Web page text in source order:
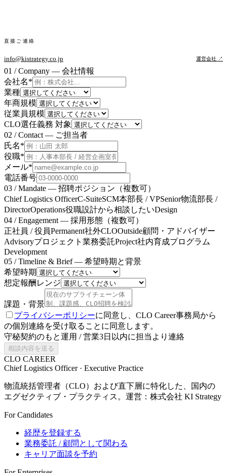
直接ご連絡
info@kistrategy.co.jp 運営会社 ↗
01 / Company — 会社情報
会社名*
業種
年商規模
従業員規模
CLO選任義務 対象
02 / Contact — ご担当者
氏名*
役職*
メール*
電話番号
03 / Mandate — 招聘ポジション（複数可）
Chief Logistics OfficerC-SuiteSCM本部長 / VPSenior物流部長 /
DirectorOperations役職設計から相談したいDesign
04 / Engagement — 採用形態（複数可）
正社員 / 役員Permanent社外CLOOutside顧問・アドバイザー
Advisoryプロジェクト業務委託Project社内育成プログラム
Development
05 / Timeline & Brief — 希望時期と背景
希望時期
想定報酬レンジ
課題・背景
プライバシーポリシーに同意し、CLO Career事務局から
の個別連絡を受け取ることに同意します。
守秘契約のもと運用 / 営業3日以内に担当より連絡
相談内容を送る
CLO CAREER
Chief Logistics Officer · Executive Practice
物流統括管理者（CLO）および直下層に特化した、国内の
エグゼクティブ・プラクティス。運営：株式会社 KI Strategy
For Candidates
経歴を登録する
業務委託 / 顧問として関わる
キャリア面談を予約